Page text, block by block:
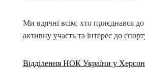
Ми вдячні всім, хто приєднався до
активну участь та інтерес до
Відділення НОК України у